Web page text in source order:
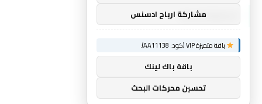
EQUIPMENTمشاركة ارباح ادسنس
باقة متميزة VIP (كود: AA11138):
باقة باك لينك
تحسين محركات البحث